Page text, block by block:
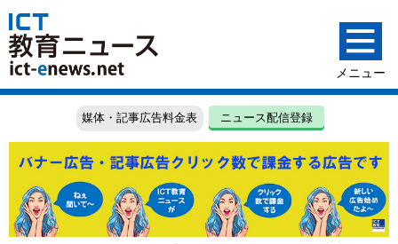
媒体・記事広告料金表 ニュース配信登録